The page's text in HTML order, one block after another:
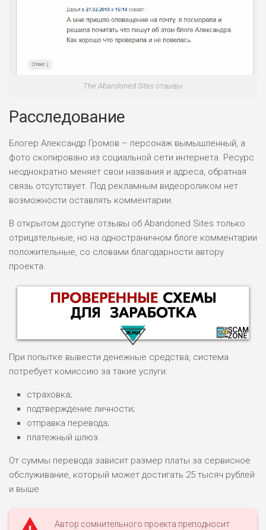
The Abandoned Sites отзывы
Расследование
Блогер Александр Громов – персонаж вымышленный, а
фото скопировано из социальной сети интернета. Ресурс
неоднократно меняет свои названия и адреса, обратная
связь отсутствует. Под рекламным видеороликом нет
возможности оставлять комментарии.
В открытом доступе отзывы об Abandoned Sites только
отрицательные, но на одностраничном блоге комментарии
положительные, со словами благодарности автору
проекта.
НАЗВАНИЕ
РИСКИ: НИЗКИЕ
ДОХОД: ВЫСОКИЙ
При попытке вывести денежные средства, система
потребует комиссию за такие услуги:
страховка;
подтверждение личности;
отправка перевода;
платежный шлюз.
От суммы перевода зависит размер платы за сервисное
обслуживание, который может достигать 25 тысяч рублей
и выше.
Автор сомнительного проекта преподносит